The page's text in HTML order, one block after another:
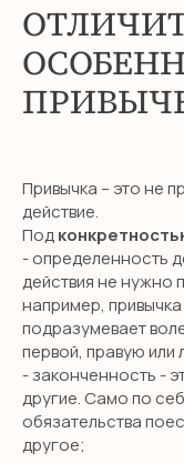
Привычка – это не
действие.
Под
- определенность
действия не нужно
например,
подразумевает
первой, правую или
- законченность -
другие. Само по
обязательства
другое;